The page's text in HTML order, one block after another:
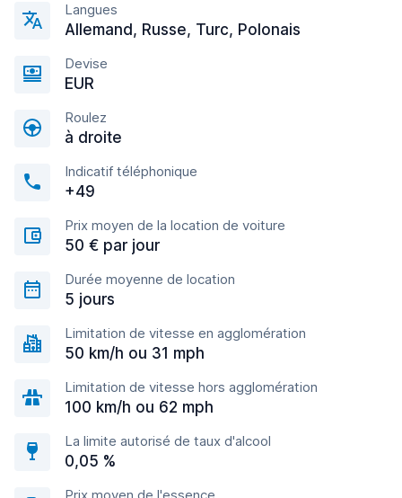
Langues
Allemand, Russe, Turc, Polonais
Devise
EUR
Roulez
à droite
Indicatif téléphonique
+49
Prix moyen de la location de voiture
50 € par jour
Durée moyenne de location
5 jours
Limitation de vitesse en agglomération
50 km/h ou 31 mph
Limitation de vitesse hors agglomération
100 km/h ou 62 mph
La limite autorisé de taux d'alcool
0,05 %